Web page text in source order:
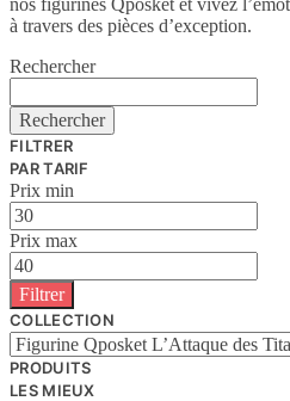
à travers des pièces d’exception.
Rechercher
Rechercher
FILTRER
PAR TARIF
Prix min
Prix max
Filtrer
COLLECTION
PRODUITS
LES MIEUX